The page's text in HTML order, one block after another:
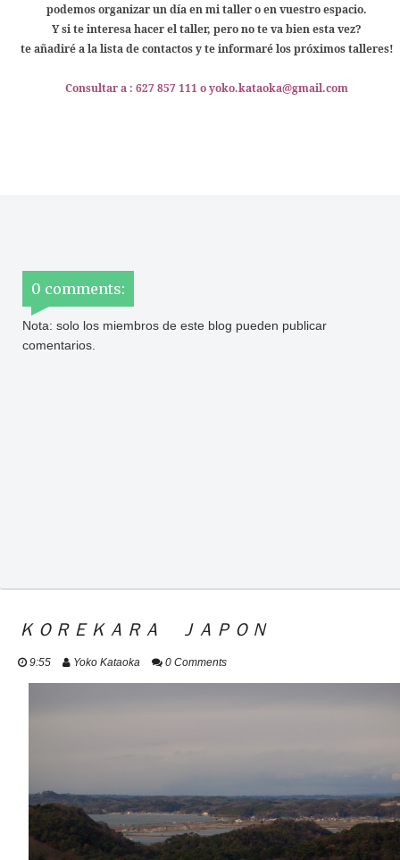
podemos organizar un día en mi taller o en vuestro espacio.
Y si te interesa hacer el taller, pero no te va bien esta vez?
te añadiré a la lista de contactos y te informaré los próximos talleres!
Consultar a : 627 857 111 o yoko.kataoka@gmail.com
0 comments:
Nota: solo los miembros de este blog pueden publicar
comentarios.
ＫＯＲＥＫＡＲＡ ＪＡＰＯＮ
9:55 Yoko Kataoka 0 Comments